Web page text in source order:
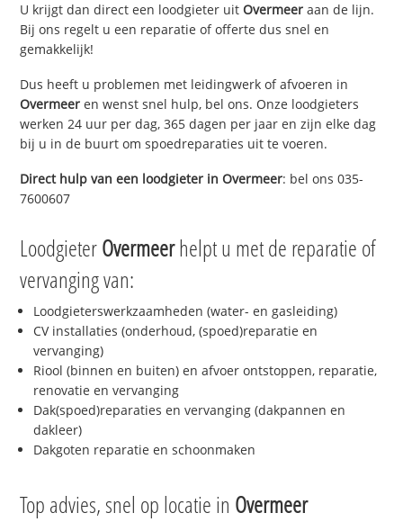
U krijgt dan direct een loodgieter uitOvermeer aan de lijn.
Bij ons regelt u een reparatie of offerte dus snel en
gemakkelijk!
Dus heeft u problemen met leidingwerk of afvoeren in
Overmeer en wenst snel hulp, bel ons. Onze loodgieters
werken 24 uur per dag, 365 dagen per jaar en zijn elke dag
bij u in de buurt om spoedreparaties uit te voeren.
Direct hulp van een loodgieter inOvermeer: bel ons 035-
7600607
LoodgieterOvermeerhelpt u met de reparatie of
vervanging van:
Loodgieterswerkzaamheden (water- en gasleiding)
CV installaties (onderhoud, (spoed)reparatie en
vervanging)
Riool (binnen en buiten) en afvoer ontstoppen, reparatie,
renovatie en vervanging
Dak(spoed)reparaties en vervanging (dakpannen en
dakleer)
Dakgoten reparatie en schoonmaken
Top advies, snel op locatie in Overmeer